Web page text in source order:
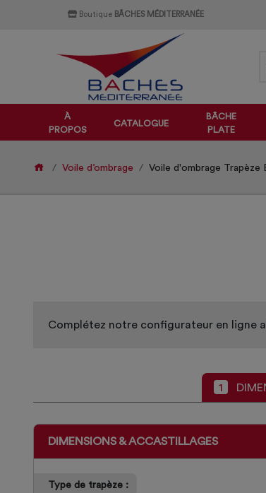
Boutique BÂCHES MÉDITERRANÉE
À
PROPOS
CATALOGUE
BÂCHE
PLATE
Voile d’ombrage Voile d'ombrage Trapèze
Complétez notre configurateur en ligne
1
DIMENSIONS & ACCASTILLAGES
Type de trapèze :